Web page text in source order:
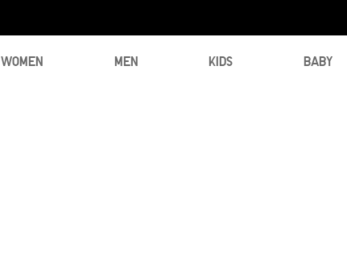
WOMEN MEN KIDS BABY